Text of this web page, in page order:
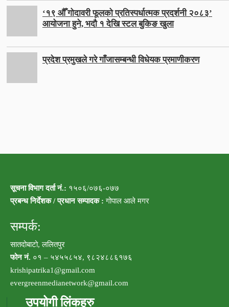
‘१९ औँ गोदावरी फूलको प्रतिस्पर्धात्मक प्रदर्शनी २०८३’
आयोजना हुने, भदौ १ देखि स्टल बुकिङ खुला
प्रदेश प्रमुखले गरे गाँजासम्बन्धी विधेयक प्रमाणीकरण
सूचना विभाग दर्ता नं.: १५०६/०७६-०७७
प्रबन्ध निर्देशक / प्रधान सम्पादक : गोपाल आले मगर
सम्पर्क:
सातदोबाटो, ललितपुर
फोन नं. ०१ – ५४५५८५४, ९८२४८८६१७६
krishipatrika1@gmail.com
evergreenmedianetwork@gmail.com
उपयोगी लिंकहरु